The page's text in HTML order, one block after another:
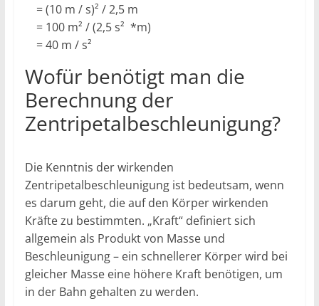
= (10 m / s)² / 2,5 m
= 100 m² / (2,5 s² *m)
= 40 m / s²
Wofür benötigt man die
Berechnung der
Zentripetalbeschleunigung?
Die Kenntnis der wirkenden
Zentripetalbeschleunigung ist bedeutsam, wenn
es darum geht, die auf den Körper wirkenden
Kräfte zu bestimmten. „Kraft“ definiert sich
allgemein als Produkt von Masse und
Beschleunigung – ein schnellerer Körper wird bei
gleicher Masse eine höhere Kraft benötigen, um
in der Bahn gehalten zu werden.